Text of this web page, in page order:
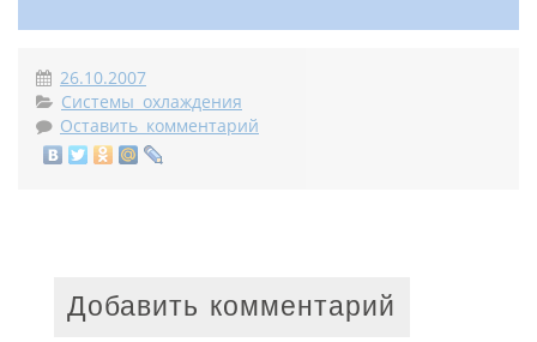
26.10.2007
Системы охлаждения
Оставить комментарий
Добавить комментарий